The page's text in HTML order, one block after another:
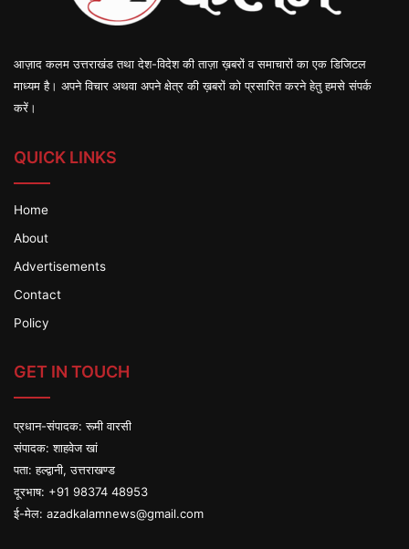
आज़ाद कलम उत्तराखंड तथा देश-विदेश की ताज़ा ख़बरों व समाचारों का एक डिजिटल
माध्यम है। अपने विचार अथवा अपने क्षेत्र की ख़बरों को प्रसारित करने हेतु हमसे संपर्क
करें।
QUICK LINKS
Home
About
Advertisements
Contact
Policy
GET IN TOUCH
प्रधान-संपादक: रूमी वारसी
संपादक: शाहवेज खां
पता: हल्द्वानी, उत्तराखण्ड
दूरभाष: +91 98374 48953
ई-मेल: azadkalamnews@gmail.com